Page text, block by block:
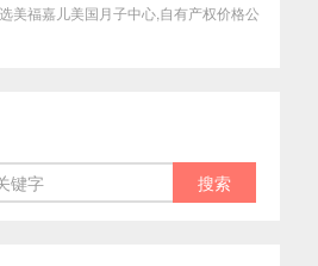
美福嘉儿美国月子中心,自有产权价格公